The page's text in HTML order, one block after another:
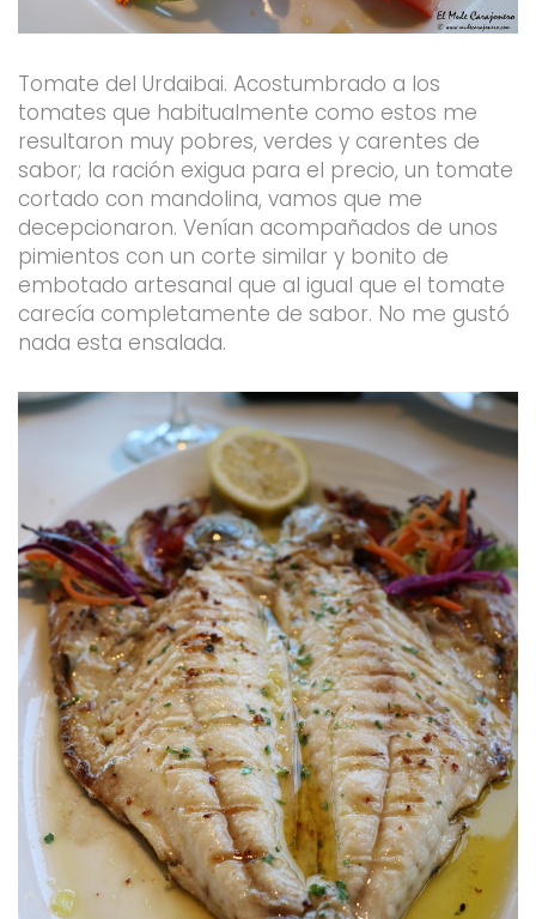
Tomate del Urdaibai. Acostumbrado a los
tomates que habitualmente como estos me
resultaron muy pobres, verdes y carentes de
sabor; la ración exigua para el precio, un tomate
cortado con mandolina, vamos que me
decepcionaron. Venían acompañados de unos
pimientos con un corte similar y bonito de
embotado artesanal que al igual que el tomate
carecía completamente de sabor. No me gustó
nada esta ensalada.